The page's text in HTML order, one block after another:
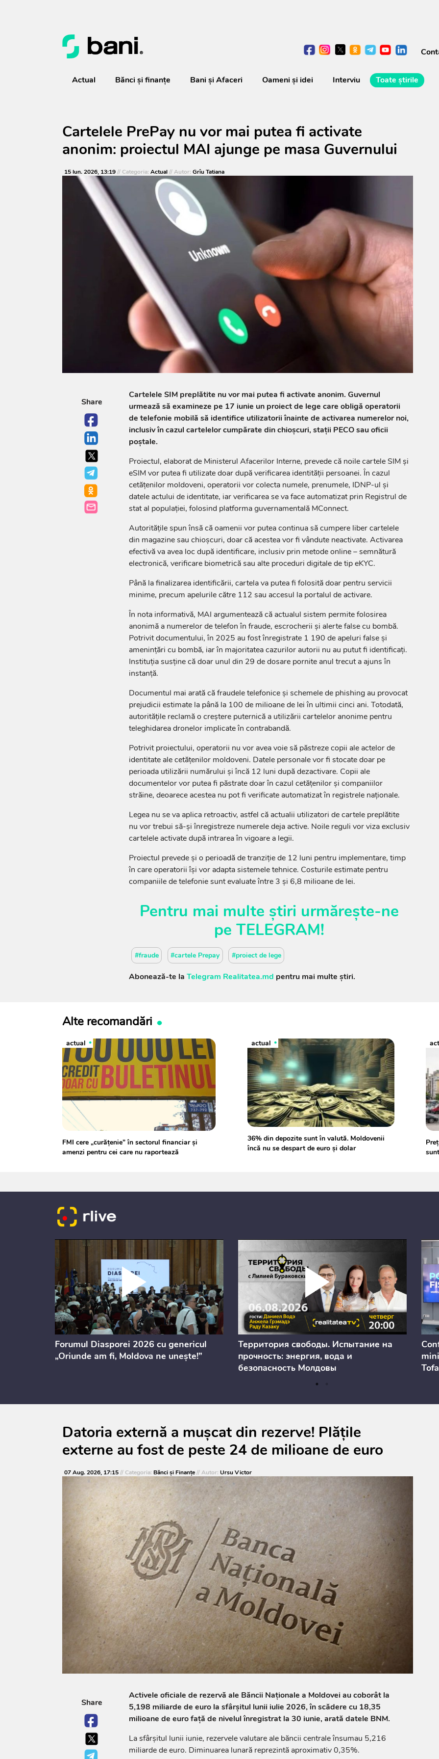
Actual Bănci şi finanţe Bani și Afaceri Oameni şi idei Interviu Toate știrile
Cartelele PrePay nu vor mai putea fi activate
anonim: proiectul MAI ajunge pe masa Guvernului
15 Iun. 2026, 13:19// Categoria: Actual// Autor: Grîu Tatiana
Share
Cartelele SIM preplătite nu vor mai putea fi activate anonim. Guvernul
urmează să examineze pe 17 iunie un proiect de lege care obligă operatorii
de telefonie mobilă să identifice utilizatorii înainte de activarea numerelor noi,
inclusiv în cazul cartelelor cumpărate din chioșcuri, stații PECO sau oficii
poștale.
Proiectul, elaborat de Ministerul Afacerilor Interne, prevede că noile cartele SIM și
eSIM vor putea fi utilizate doar după verificarea identității persoanei. În cazul
cetățenilor moldoveni, operatorii vor colecta numele, prenumele, IDNP-ul și
datele actului de identitate, iar verificarea se va face automatizat prin Registrul de
stat al populației, folosind platforma guvernamentală MConnect.
Autoritățile spun însă că oamenii vor putea continua să cumpere liber cartelele
din magazine sau chioșcuri, doar că acestea vor fi vândute neactivate. Activarea
efectivă va avea loc după identificare, inclusiv prin metode online – semnătură
electronică, verificare biometrică sau alte proceduri digitale de tip eKYC.
Până la finalizarea identificării, cartela va putea fi folosită doar pentru servicii
minime, precum apelurile către 112 sau accesul la portalul de activare.
În nota informativă, MAI argumentează că actualul sistem permite folosirea
anonimă a numerelor de telefon în fraude, escrocherii și alerte false cu bombă.
Potrivit documentului, în 2025 au fost înregistrate 1 190 de apeluri false și
amenințări cu bombă, iar în majoritatea cazurilor autorii nu au putut fi identificați.
Instituția susține că doar unul din 29 de dosare pornite anul trecut a ajuns în
instanță.
Documentul mai arată că fraudele telefonice și schemele de phishing au provocat
prejudicii estimate la până la 100 de milioane de lei în ultimii cinci ani. Totodată,
autoritățile reclamă o creștere puternică a utilizării cartelelor anonime pentru
teleghidarea dronelor implicate în contrabandă.
Potrivit proiectului, operatorii nu vor avea voie să păstreze copii ale actelor de
identitate ale cetățenilor moldoveni. Datele personale vor fi stocate doar pe
perioada utilizării numărului și încă 12 luni după dezactivare. Copii ale
documentelor vor putea fi păstrate doar în cazul cetățenilor și companiilor
străine, deoarece acestea nu pot fi verificate automatizat în registrele naționale.
Legea nu se va aplica retroactiv, astfel că actualii utilizatori de cartele preplătite
nu vor trebui să-și înregistreze numerele deja active. Noile reguli vor viza exclusiv
cartelele activate după intrarea în vigoare a legii.
Proiectul prevede și o perioadă de tranziție de 12 luni pentru implementare, timp
în care operatorii își vor adapta sistemele tehnice. Costurile estimate pentru
companiile de telefonie sunt evaluate între 3 și 6,8 milioane de lei.
Pentru mai multe știri urmărește-ne
pe TELEGRAM!
#fraude #cartele Prepay #proiect de lege
Abonează-te la Telegram Realitatea.md pentru mai multe știri.
Alte recomandări
actual
FMI cere „curățenie” în sectorul financiar și
amenzi pentru cei care nu raportează
actual
36% din depozite sunt în valută. Moldovenii
încă nu se despart de euro și dolar
Forumul Diasporei 2026 cu genericul
„Oriunde am fi, Moldova ne unește!”
Территория свободы. Испытание на
прочность: энергия, вода и
безопасность Молдовы
Datoria externă a mușcat din rezerve! Plățile
externe au fost de peste 24 de milioane de euro
07 Aug. 2026, 17:15// Categoria: Bănci şi Finanţe// Autor: Ursu Victor
Share
Activele oficiale de rezervă ale Băncii Naționale a Moldovei au coborât la
5,198 miliarde de euro la sfârșitul lunii iulie 2026, în scădere cu 18,35
milioane de euro față de nivelul înregistrat la 30 iunie, arată datele BNM.
La sfârșitul lunii iunie, rezervele valutare ale băncii centrale însumau 5,216
miliarde de euro. Diminuarea lunară reprezintă aproximativ 0,35%.